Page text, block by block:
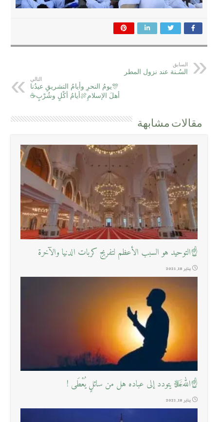
السابق
ﺍﻟﺴُـﻨﺔ عند نزول المطر
التالي
🎊يومُ النحرِ وأيامُ التشريقِ عيدُنا
أهلَ الإسلامِ🍖أيامُ أكْلٍ وشُرْبٍ☕
مقالات مشابهة
☝التوحيد هو السبب الأعظم لتفريج كربات الدنيا والآخرة
يناير 18, 2021
☝اللهﷻ يتودد إلى عباده هل من سائلٍ يُعْطَى !
يناير 18, 2021